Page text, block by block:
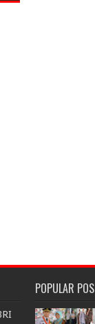
POPULAR